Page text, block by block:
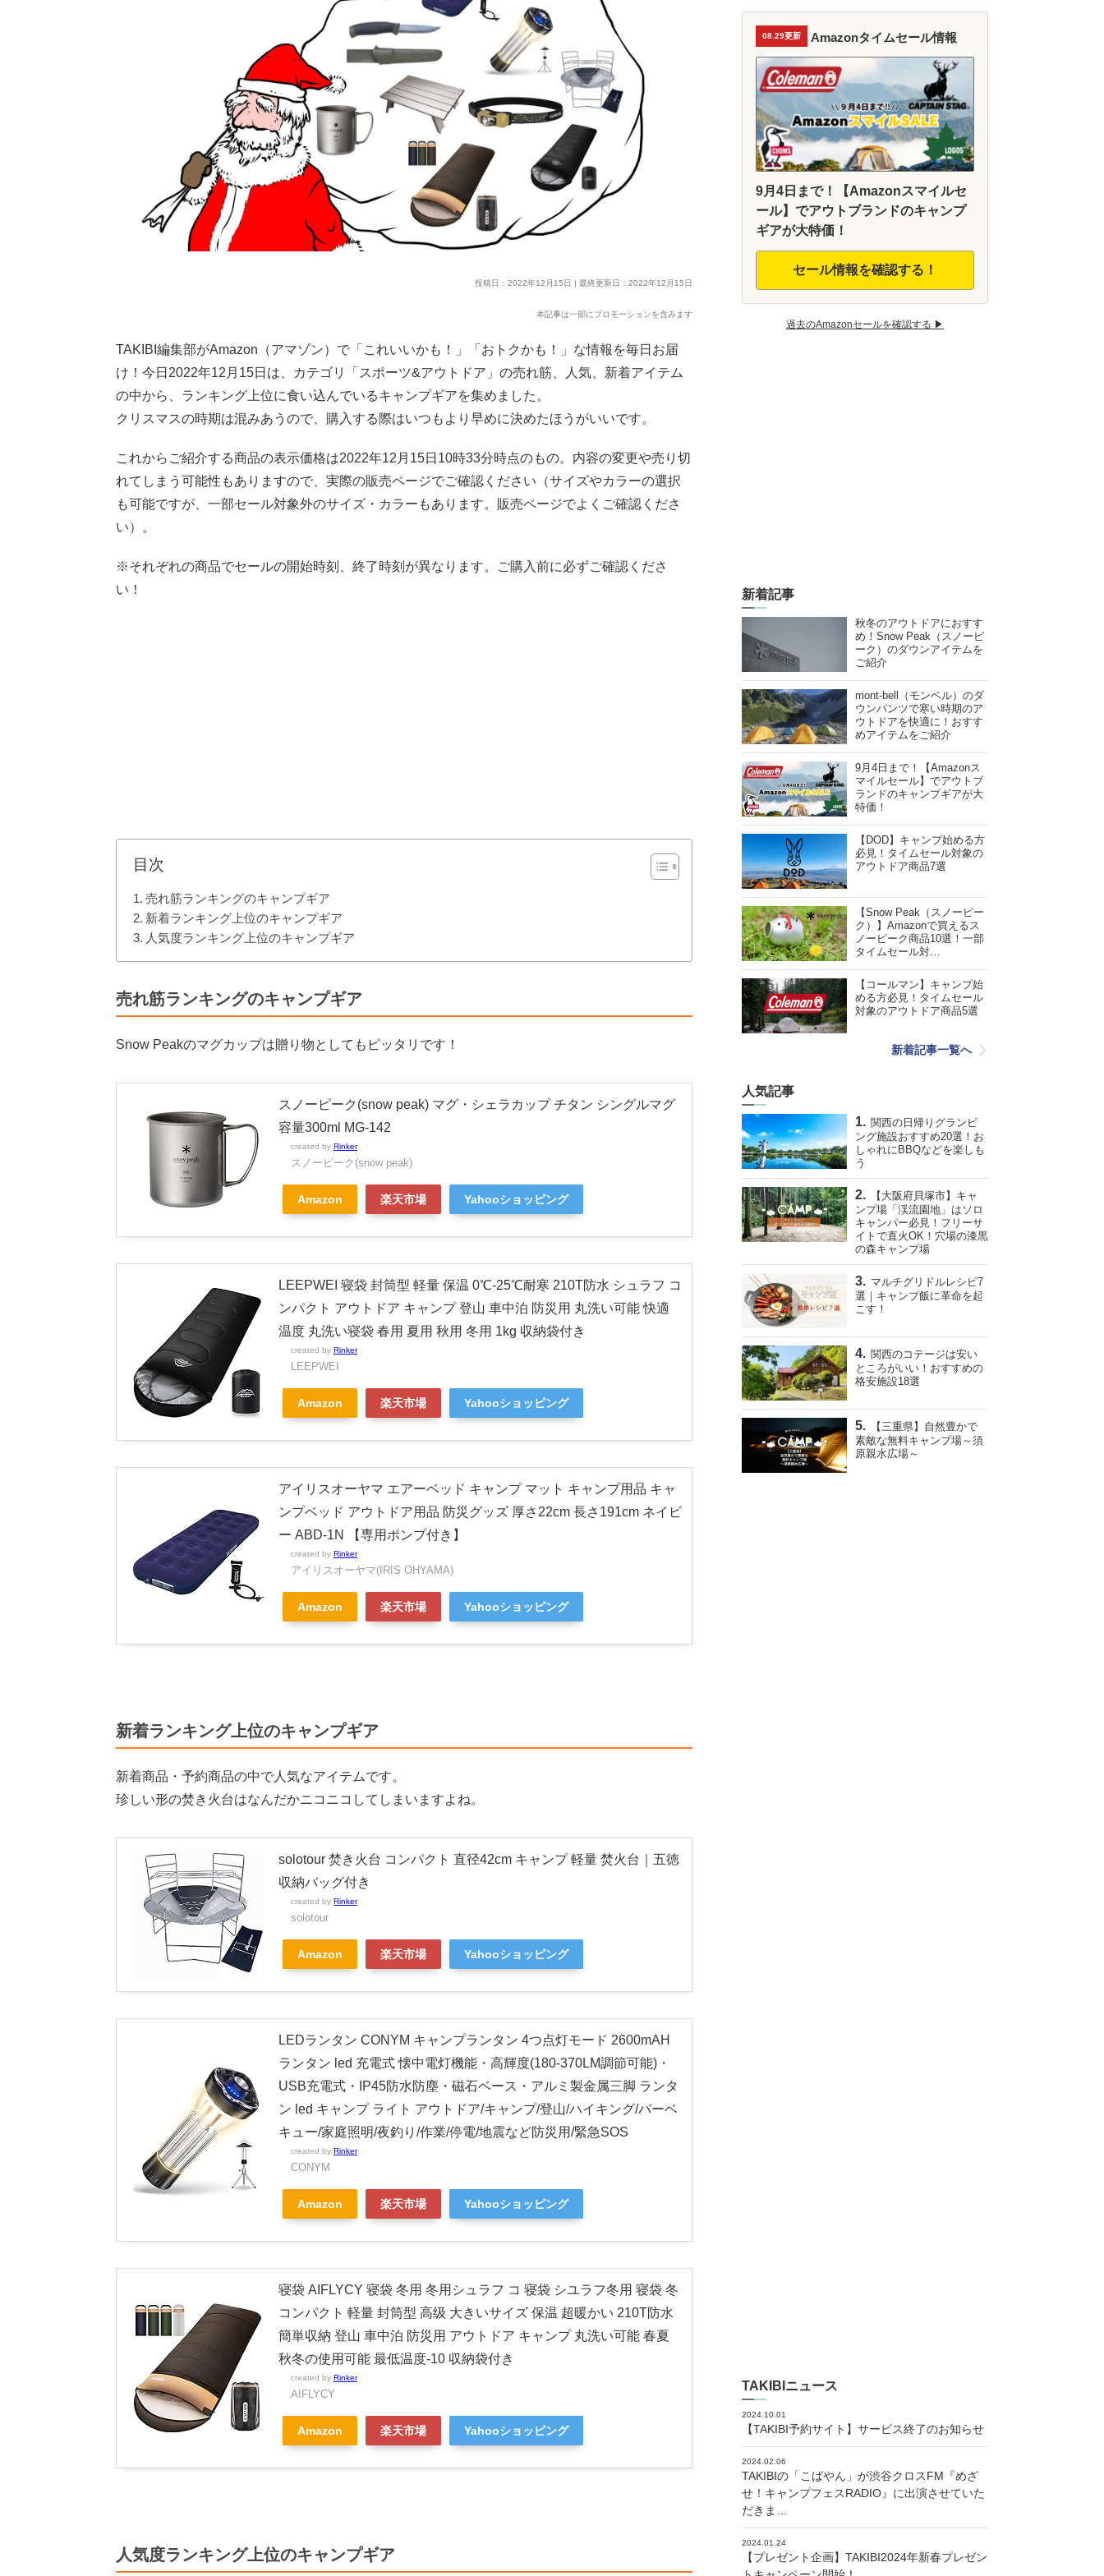
投稿日：2022年12月15日 | 最終更新日：2022年12月15日
本記事は一部にプロモーションを含みます
TAKIBI編集部がAmazon（アマゾン）で「これいいかも！」「おトクかも！」な情報を毎日お届
け！今日2022年12月15日は、カテゴリ「スポーツ&アウトドア」の売れ筋、人気、新着アイテム
の中から、ランキング上位に食い込んでいるキャンプギアを集めました。
クリスマスの時期は混みあうので、購入する際はいつもより早めに決めたほうがいいです。
これからご紹介する商品の表示価格は2022年12月15日10時33分時点のもの。内容の変更や売り切
れてしまう可能性もありますので、実際の販売ページでご確認ください（サイズやカラーの選択
も可能ですが、一部セール対象外のサイズ・カラーもあります。販売ページでよくご確認くださ
い）。
※それぞれの商品でセールの開始時刻、終了時刻が異なります。ご購入前に必ずご確認くださ
い！
目次
売れ筋ランキングのキャンプギア
新着ランキング上位のキャンプギア
人気度ランキング上位のキャンプギア
売れ筋ランキングのキャンプギア
Snow Peakのマグカップは贈り物としてもピッタリです！
スノーピーク(snow peak) マグ・シェラカップ チタン シングルマグ
容量300ml MG-142
created by Rinker
スノーピーク(snow peak)
Amazon 楽天市場 Yahooショッピング
LEEPWEI 寝袋 封筒型 軽量 保温 0℃-25℃耐寒 210T防水 シュラフ コ
ンパクト アウトドア キャンプ 登山 車中泊 防災用 丸洗い可能 快適
温度 丸洗い寝袋 春用 夏用 秋用 冬用 1kg 収納袋付き
created by Rinker
LEEPWEI
Amazon 楽天市場 Yahooショッピング
アイリスオーヤマ エアーベッド キャンプ マット キャンプ用品 キャ
ンプベッド アウトドア用品 防災グッズ 厚さ22cm 長さ191cm ネイビ
ー ABD-1N 【専用ポンプ付き】
created by Rinker
アイリスオーヤマ(IRIS OHYAMA)
Amazon 楽天市場 Yahooショッピング
新着ランキング上位のキャンプギア
新着商品・予約商品の中で人気なアイテムです。
珍しい形の焚き火台はなんだかニコニコしてしまいますよね。
solotour 焚き火台 コンパクト 直径42cm キャンプ 軽量 焚火台｜五徳
収納バッグ付き
created by Rinker
solotour
Amazon 楽天市場 Yahooショッピング
LEDランタン CONYM キャンプランタン 4つ点灯モード 2600mAH
ランタン led 充電式 懐中電灯機能・高輝度(180-370LM調節可能)・
USB充電式・IP45防水防塵・磁石ベース・アルミ製金属三脚 ランタ
ン led キャンプ ライト アウトドア/キャンプ/登山/ハイキング/バーベ
キュー/家庭照明/夜釣り/作業/停電/地震など防災用/緊急SOS
created by Rinker
CONYM
Amazon 楽天市場 Yahooショッピング
寝袋 AIFLYCY 寝袋 冬用 冬用シュラフ コ 寝袋 シユラフ冬用 寝袋 冬
コンパクト 軽量 封筒型 高级 大きいサイズ 保温 超暖かい 210T防水
簡単収納 登山 車中泊 防災用 アウトドア キャンプ 丸洗い可能 春夏
秋冬の使用可能 最低温度-10 収納袋付き
created by Rinker
AIFLYCY
Amazon 楽天市場 Yahooショッピング
人気度ランキング上位のキャンプギア
08.29更新 Amazonタイムセール情報
9月4日まで！【Amazonスマイルセ
ール】でアウトブランドのキャンプ
ギアが大特価！
セール情報を確認する！
過去のAmazonセールを確認する ▶︎
新着記事
秋冬のアウトドアにおすす
め！Snow Peak（スノーピ
ーク）のダウンアイテムを
ご紹介
mont-bell（モンベル）のダ
ウンパンツで寒い時期のア
ウトドアを快適に！おすす
めアイテムをご紹介
9月4日まで！【Amazonス
マイルセール】でアウトブ
ランドのキャンプギアが大
特価！
【DOD】キャンプ始める方
必見！タイムセール対象の
アウトドア商品7選
【Snow Peak（スノーピー
ク）】Amazonで買えるス
ノーピーク商品10選！一部
タイムセール対…
【コールマン】キャンプ始
める方必見！タイムセール
対象のアウトドア商品5選
新着記事一覧へ
人気記事
関西の日帰りグランピ
ング施設おすすめ20選！お
しゃれにBBQなどを楽しも
う
【大阪府貝塚市】キャ
ンプ場「渓流園地」はソロ
キャンパー必見！フリーサ
イトで直火OK！穴場の漆黒
の森キャンプ場
マルチグリドルレシピ7
選｜キャンプ飯に革命を起
こす！
関西のコテージは安い
ところがいい！おすすめの
格安施設18選
【三重県】自然豊かで
素敵な無料キャンプ場～須
原親水広場～
TAKIBIニュース
2024.10.01
【TAKIBI予約サイト】サービス終了のお知らせ
2024.02.06
TAKIBIの「こばやん」が渋谷クロスFM『めざ
せ！キャンプフェスRADIO』に出演させていた
だきま…
2024.01.24
【プレゼント企画】TAKIBI2024年新春プレゼン